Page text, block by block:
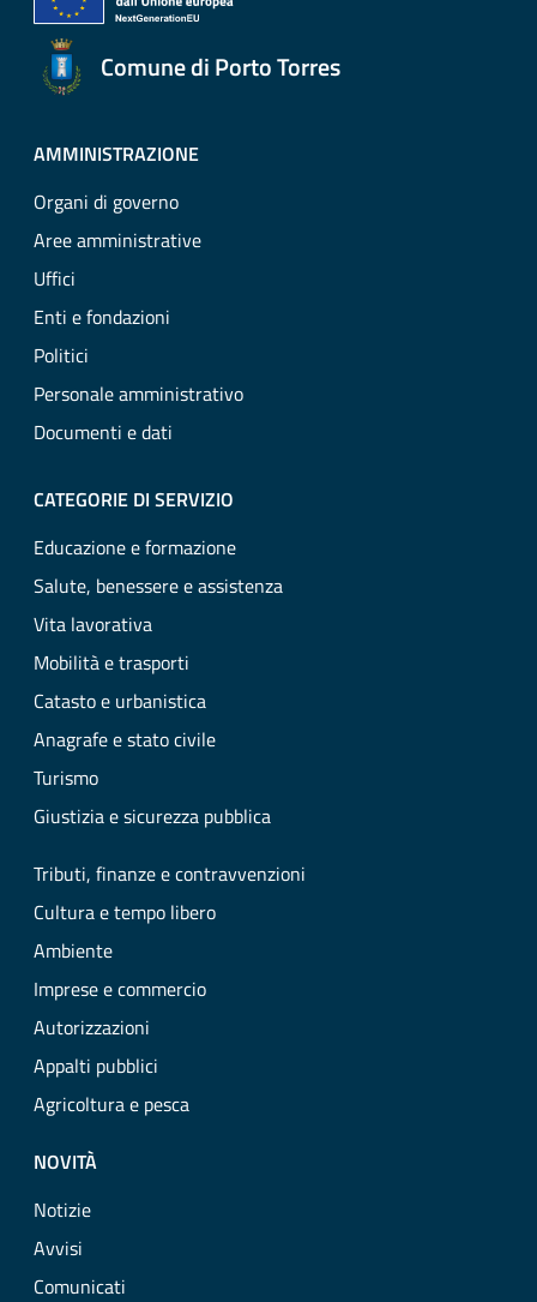
Comune di Porto Torres
AMMINISTRAZIONE
Organi di governo
Aree amministrative
Uffici
Enti e fondazioni
Politici
Personale amministrativo
Documenti e dati
CATEGORIE DI SERVIZIO
Educazione e formazione
Salute, benessere e assistenza
Vita lavorativa
Mobilità e trasporti
Catasto e urbanistica
Anagrafe e stato civile
Turismo
Giustizia e sicurezza pubblica
Tributi, finanze e contravvenzioni
Cultura e tempo libero
Ambiente
Imprese e commercio
Autorizzazioni
Appalti pubblici
Agricoltura e pesca
NOVITÀ
Notizie
Avvisi
Comunicati